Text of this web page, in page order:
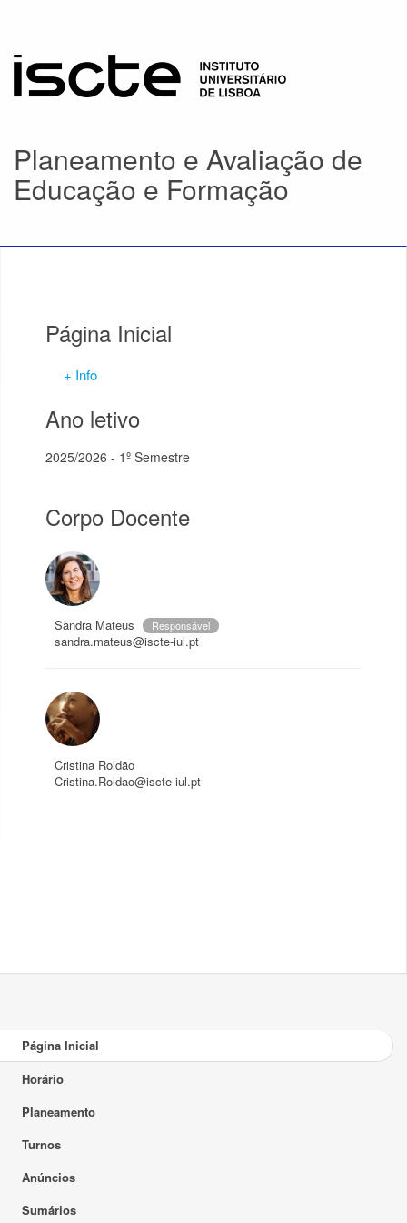
Planeamento e Avaliação de
Educação e Formação
Página Inicial
+ Info
Ano letivo
2025/2026 - 1º Semestre
Corpo Docente
Sandra Mateus Responsável
sandra.mateus@iscte-iul.pt
Cristina Roldão
Cristina.Roldao@iscte-iul.pt
Página Inicial
Horário
Planeamento
Turnos
Anúncios
Sumários